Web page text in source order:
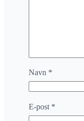
Navn *
E-post *